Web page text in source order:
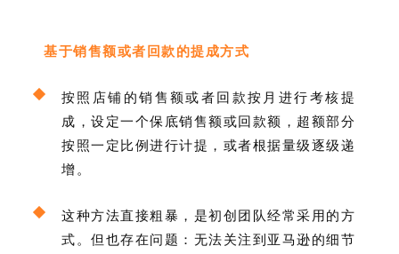
基于销售额或者回款的提成方式
按照店铺的销售额或者回款按月进行考核提
成，设定一个保底销售额或回款额，超额部分
按照一定比例进行计提，或者根据量级逐级递
增。
这种方法直接粗暴，是初创团队经常采用的方
式。但也存在问题：无法关注到亚马逊的细节